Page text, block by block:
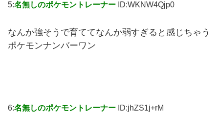
5:名無しのポケモントレーナー ID:WKNW4Qjp0
なんか強そうで育ててなんか弱すぎると感じちゃう
ポケモンナンバーワン
6:名無しのポケモントレーナー ID:jhZS1j+rM